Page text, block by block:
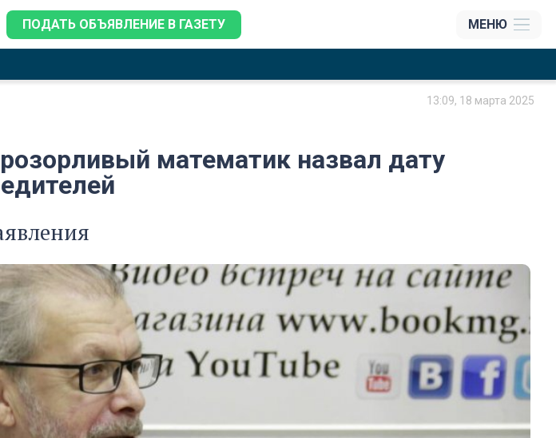
ПОДАТЬ ОБЪЯВЛЕНИЕ В ГАЗЕТУ МЕНЮ
13:09, 18 марта 2025
математик назвал дату